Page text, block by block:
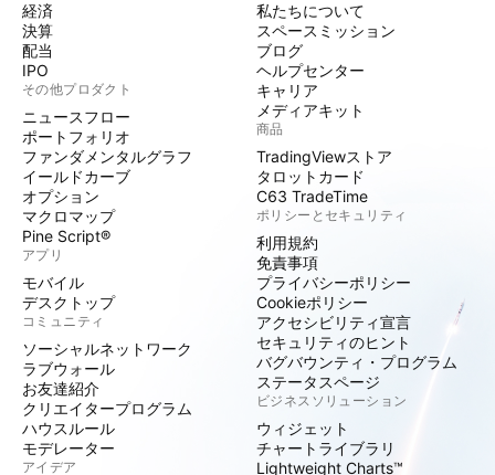
経済
決算
配当
IPO
その他プロダクト
ニュースフロー
ポートフォリオ
ファンダメンタルグラフ
イールドカーブ
オプション
マクロマップ
Pine Script®
アプリ
モバイル
デスクトップ
コミュニティ
ソーシャルネットワーク
ラブウォール
お友達紹介
クリエイタープログラム
ハウスルール
モデレーター
アイデア
私たちについて
スペースミッション
ブログ
ヘルプセンター
キャリア
メディアキット
商品
TradingViewストア
タロットカード
C63 TradeTime
ポリシーとセキュリティ
利用規約
免責事項
プライバシーポリシー
Cookieポリシー
アクセシビリティ宣言
セキュリティのヒント
バグバウンティ・プログラム
ステータスページ
ビジネスソリューション
ウィジェット
チャートライブラリ
Lightweight Charts™